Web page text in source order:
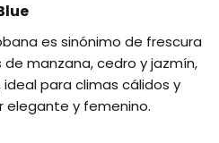
es sinónimo de frescura
manzana, cedro y jazmín,
para climas cálidos y
elegante y femenino.